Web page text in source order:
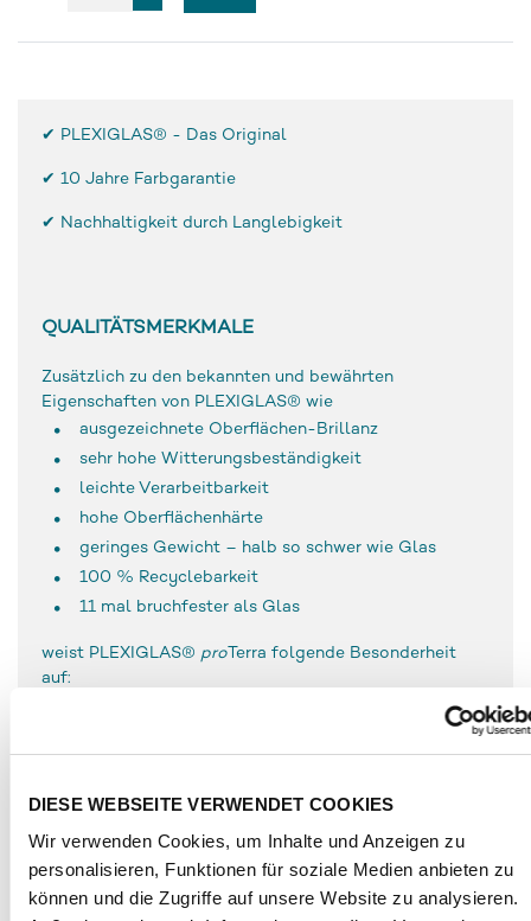
DIESE WEBSEITE VERWENDET COOKIES
Wir verwenden Cookies, um Inhalte und Anzeigen zu
personalisieren, Funktionen für soziale Medien anbieten zu
können und die Zugriffe auf unsere Website zu analysieren.
✔ PLEXIGLAS® - Das Original
✔ 10 Jahre Farbgarantie
✔ Nachhaltigkeit durch Langlebigkeit
QUALITÄTSMERKMALE
Zusätzlich zu den bekannten und bewährten
Eigenschaften von PLEXIGLAS® wie
ausgezeichnete Oberflächen-Brillanz
sehr hohe Witterungsbeständigkeit
leichte Verarbeitbarkeit
hohe Oberflächenhärte
geringes Gewicht – halb so schwer wie Glas
100 % Recyclebarkeit
11 mal bruchfester als Glas
weist PLEXIGLAS® pro Terra folgende Besonderheit
auf:
ANWENDUNGSGEBIETE
Aufgrund des hohen Anteils an wiederverwendetem
Rohstoff eignet sich PLEXIGLAS®pro Terra besonders
für Anwendungen im